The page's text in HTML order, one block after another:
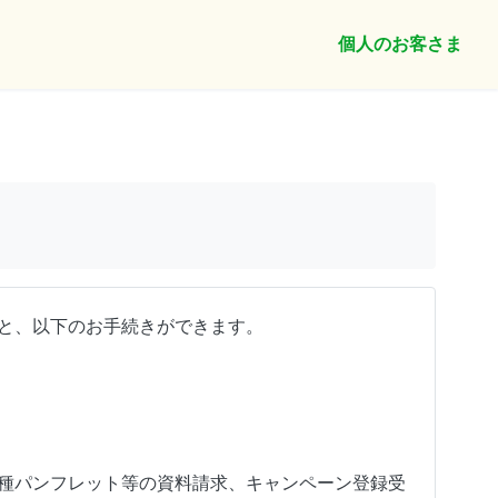
個人のお客さま
以下のお手続きができます。
パンフレット等の資料請求、キャンペーン登録受